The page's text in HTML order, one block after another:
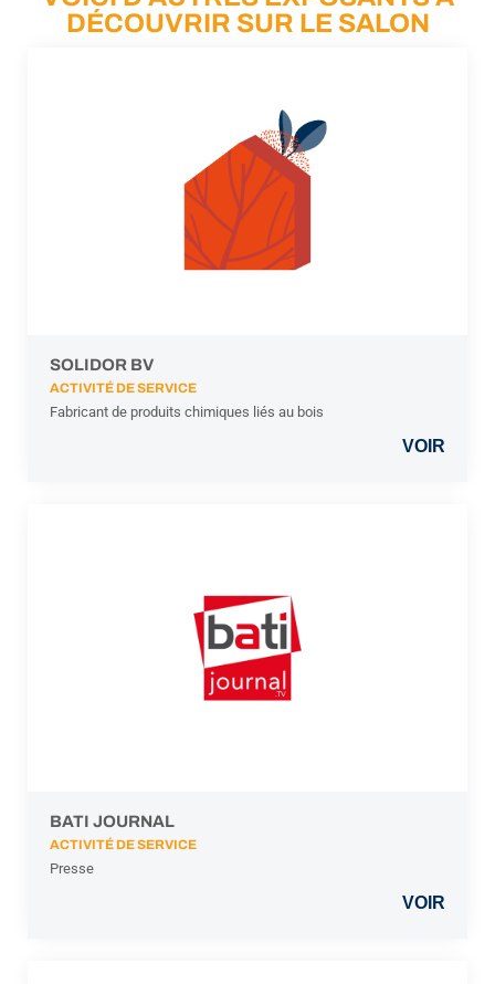
DÉCOUVRIR SUR LE SALON
SOLIDOR BV
ACTIVITÉ DE SERVICE
Fabricant de produits chimiques liés au bois
VOIR
BATI JOURNAL
ACTIVITÉ DE SERVICE
Presse
VOIR